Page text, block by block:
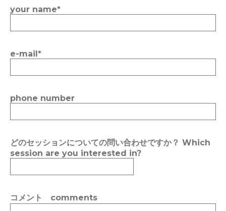
your name*
e-mail*
phone number
どのセッションについての問い合わせですか？ Which
session are you interested in?
コメント comments